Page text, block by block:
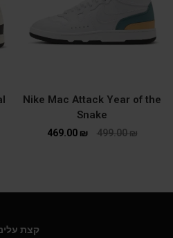
Nike Mac Attack Year of the
Snake
499.00₪
469.00 ₪
קצת